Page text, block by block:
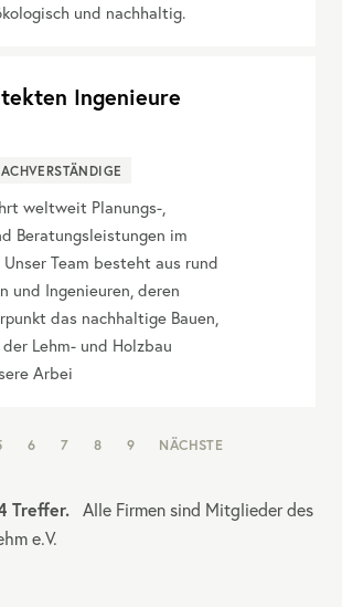
und nachhaltig.
Ingenieure
weltweit Planungs-,
Beratungsleistungen im
Unser Team besteht aus rund
und Ingenieuren, deren
das nachhaltige Bauen,
Lehm- und Holzbau
Arbei
6 7 8 9 NÄCHSTE
Treffer. Alle Firmen sind Mitglieder des
e.V.